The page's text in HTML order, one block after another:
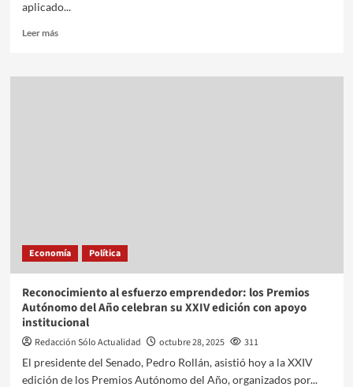
aplicado...
Leer más
Economía Política
Reconocimiento al esfuerzo emprendedor: los Premios
Autónomo del Año celebran su XXIV edición con apoyo
institucional
Redacción Sólo Actualidad octubre 28, 2025
311
El presidente del Senado, Pedro Rollán, asistió hoy a la XXIV
edición de los Premios Autónomo del Año, organizados por...